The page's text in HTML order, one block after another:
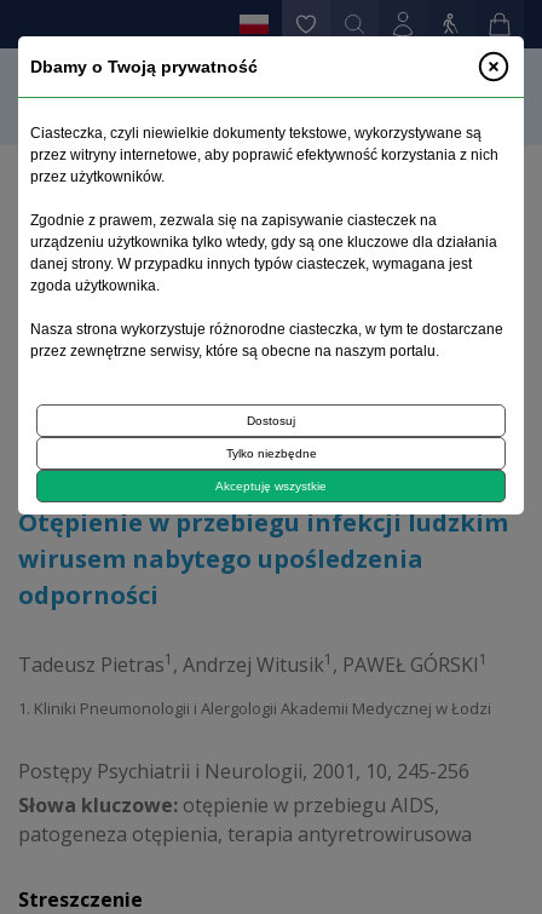
Otępienie w przebiegu infekcji ludzkim wirusem
nabytego upośledzenia odporności
Archiwum 1992–2014
2001, tom 10, zeszyt 3
Artykuł poglądowy
Otępienie w przebiegu infekcji ludzkim
wirusem nabytego upośledzenia
odporności
Tadeusz Pietras1 , Andrzej Witusik1 , PAWEŁ GÓRSKI1
1. Kliniki Pneumonologii i Alergologii Akademii Medycznej w Łodzi
Postępy Psychiatrii i Neurologii, 2001, 10, 245-256
Słowa kluczowe: otępienie w przebiegu AIDS,
patogeneza otępienia, terapia antyretrowirusowa
Streszczenie
Dbamy o Twoją prywatność
Ciasteczka, czyli niewielkie dokumenty tekstowe, wykorzystywane są
przez witryny internetowe, aby poprawić efektywność korzystania z nich
przez użytkowników.
Zgodnie z prawem, zezwala się na zapisywanie ciasteczek na
urządzeniu użytkownika tylko wtedy, gdy są one kluczowe dla działania
danej strony. W przypadku innych typów ciasteczek, wymagana jest
zgoda użytkownika.
Nasza strona wykorzystuje różnorodne ciasteczka, w tym te dostarczane
przez zewnętrzne serwisy, które są obecne na naszym portalu.
Dostosuj
Tylko niezbędne
Akceptuję wszystkie